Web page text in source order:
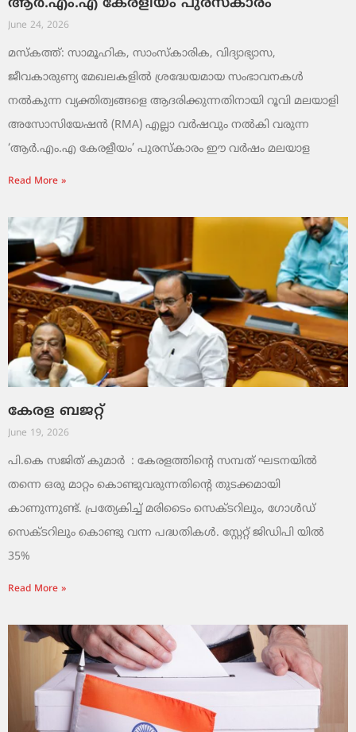
June 24, 2026
മസ്കത്ത്: സാമൂഹിക, സാംസ്‌കാരിക, വിദ്യാഭ്യാസ,
ജീവകാരുണ്യ മേഖലകളിൽ ശ്രദ്ധേയമായ സംഭാവനകൾ
നൽകുന്ന വ്യക്തിത്വങ്ങളെ ആദരിക്കുന്നതിനായി റൂവി മലയാളി
അസോസിയേഷൻ (RMA) എല്ലാ വർഷവും നൽകി വരുന്ന
‘ആർ.എം.എ കേരളീയം’ പുരസ്‌കാരം ഈ വർഷം മലയാള
Read More »
കേരള ബജറ്റ്
June 19, 2026
പി.കെ സജിത് കുമാര്‍ : കേരളത്തിന്റെ സമ്പത് ഘടനയിൽ
തന്നെ ഒരു മാറ്റം കൊണ്ടുവരുന്നതിന്റെ തുടക്കമായി
കാണുന്നുണ്ട്. പ്രത്യേകിച്ച് മരിടൈം സെക്ടറിലും, ഗോൾഡ്
സെക്ടറിലും കൊണ്ടു വന്ന പദ്ധതികൾ. സ്റ്റേറ്റ് ജിഡിപി യിൽ
35%
Read More »